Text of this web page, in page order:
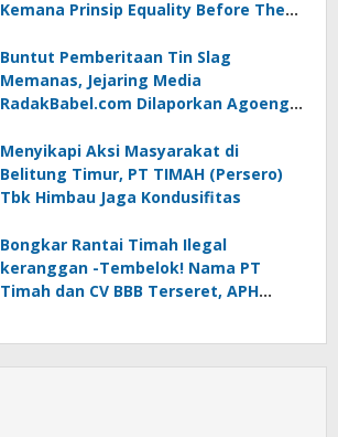
Kemana Prinsip Equality Before The
Buntut Pemberitaan Tin Slag
Memanas, Jejaring Media
RadakBabel.com Dilaporkan Agoeng
Menyikapi Aksi Masyarakat di
Belitung Timur, PT TIMAH (Persero)
Tbk Himbau Jaga Kondusifitas
Bongkar Rantai Timah Ilegal
keranggan -Tembelok! Nama PT
Timah dan CV BBB Terseret, APH